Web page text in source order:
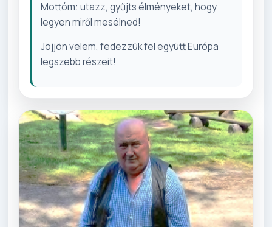
Mottóm: utazz, gyűjts élményeket, hogy
legyen miről mesélned!
Jöjjön velem, fedezzük fel együtt Európa
legszebb részeit!